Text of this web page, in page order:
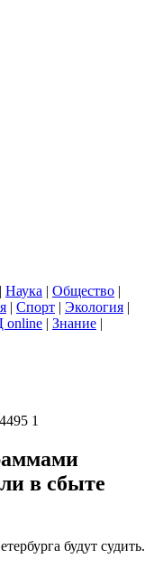
| Наука | Общество |
| Спорт | Экология |
| Знание |
4495 1
в сбыте
будут судить.